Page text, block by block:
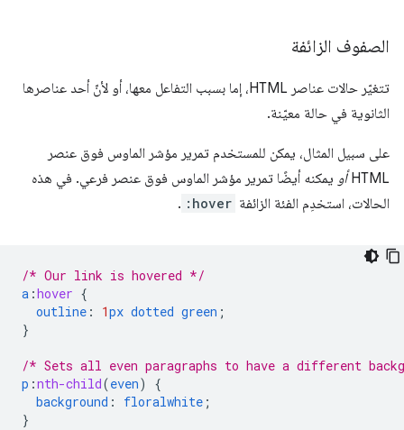
الصفوف الزائفة
تتغيّر حالات عناصر HTML، إما بسبب التفاعل معها، أو لأنّ أحد عناصرها
الثانوية في حالة معيّنة.
على سبيل المثال، يمكن للمستخدم تمرير مؤشر الماوس فوق عنصر
HTML أو يمكنه أيضًا تمرير مؤشر الماوس فوق عنصر فرعي. في هذه
الحالات، استخدِم الفئة الزائفة :hover
.
/* Our link is hovered */
a :hover {
outline : 1px dotted green ;
}
/* Sets all even paragraphs to have a different
p :nth-child(even)
{
background : floralwhite ;
}